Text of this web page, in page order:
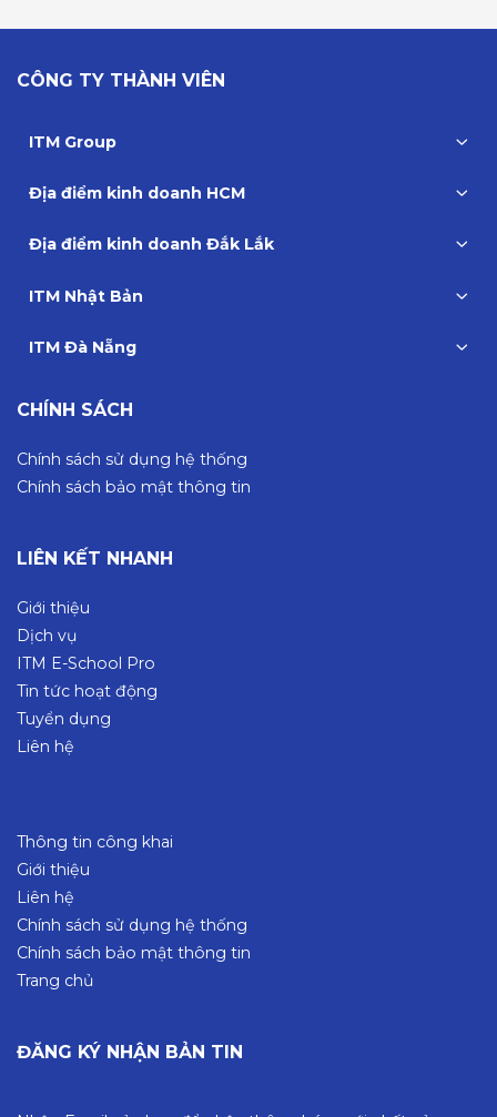
CÔNG TY THÀNH VIÊN
ITM Group
Địa điểm kinh doanh HCM
Địa điểm kinh doanh Đắk Lắk
ITM Nhật Bản
ITM Đà Nẵng
CHÍNH SÁCH
Chính sách sử dụng hệ thống
Chính sách bảo mật thông tin
LIÊN KẾT NHANH
Giới thiệu
Dịch vụ
ITM E-School Pro
Tin tức hoạt động
Tuyển dụng
Liên hệ
Thông tin công khai
Giới thiệu
Liên hệ
Chính sách sử dụng hệ thống
Chính sách bảo mật thông tin
Trang chủ
ĐĂNG KÝ NHẬN BẢN TIN